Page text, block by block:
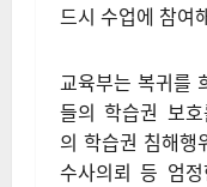
교육부는 복귀를
의 학습권 침해행
수사의뢰 등 엄
해 지원할 계획
학생 간 휴학 강